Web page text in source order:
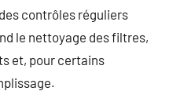
contrôles réguliers
le nettoyage des filtres,
et, pour certains